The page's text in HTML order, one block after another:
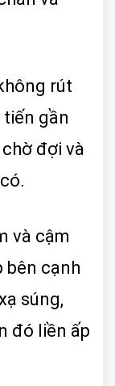
rút
tiến gần
đợi và
và cậm
bên cạnh
súng,
đó liền ấp